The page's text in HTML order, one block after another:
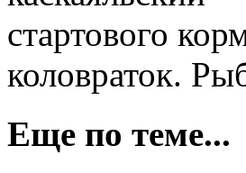
стартового
коловраток.
Еще по теме...